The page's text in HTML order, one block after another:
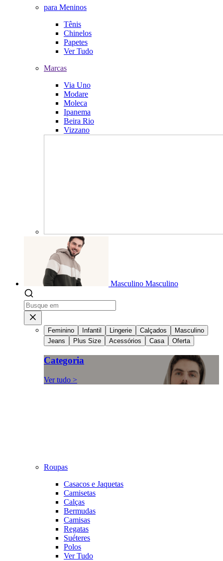
para Meninos
Tênis
Chinelos
Papetes
Ver Tudo
Marcas
Via Uno
Modare
Moleca
Ipanema
Beira Rio
Vizzano
Masculino Masculino
Feminino Infantil Lingerie Calçados
Masculino
Jeans
Plus Size Acessórios Casa Oferta
Categoria
Ver tudo >
Roupas
Casacos e Jaquetas
Camisetas
Calças
Bermudas
Camisas
Regatas
Suéteres
Polos
Ver Tudo